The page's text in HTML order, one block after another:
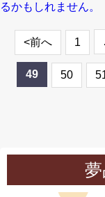
るかもしれません。
<前へ 1
49 50